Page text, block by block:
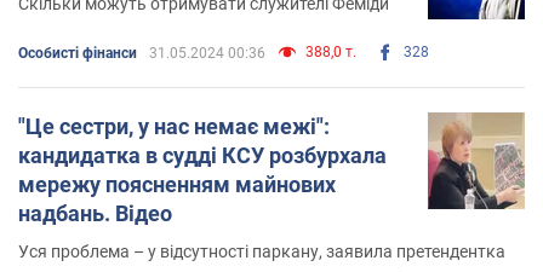
Особисті фінанси 31.05.2024 00:36 388,0 т. 328
"Це сестри, у нас немає межі":
кандидатка в судді КСУ розбурхала
мережу поясненням майнових
надбань. Відео
Уся проблема – у відсутності паркану, заявила претендентка